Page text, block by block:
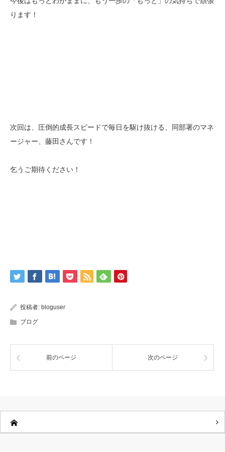
ります！
次回は、圧倒的成長スピードで毎日を駆け抜ける、同部署のマネ
ージャー、藤田さんです！
乞うご期待ください！
投稿者: bloguser
ブログ
前のページ 次のページ